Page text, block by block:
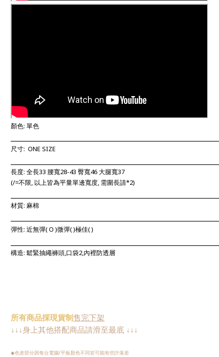
顏色: 單色
尺寸: ONE SIZE
長度: 全長33 腰寬28-43 臀寬46 大腿寬37
(/=不限, 以上皆為平量單邊寬度, 需圍長請*2)
材質: 麻棉
彈性: 近無彈(O )微彈()極佳()
構造: 鬆緊抽繩褲頭,口袋2,內裡防透層
所有商品採現貨制售完下架
↓ ↓ ↓身上其他搭配商品請滑至最底 ↓ ↓ ↓
◆色差部分因每台電腦/平板顏色不同皆可能有些許落差